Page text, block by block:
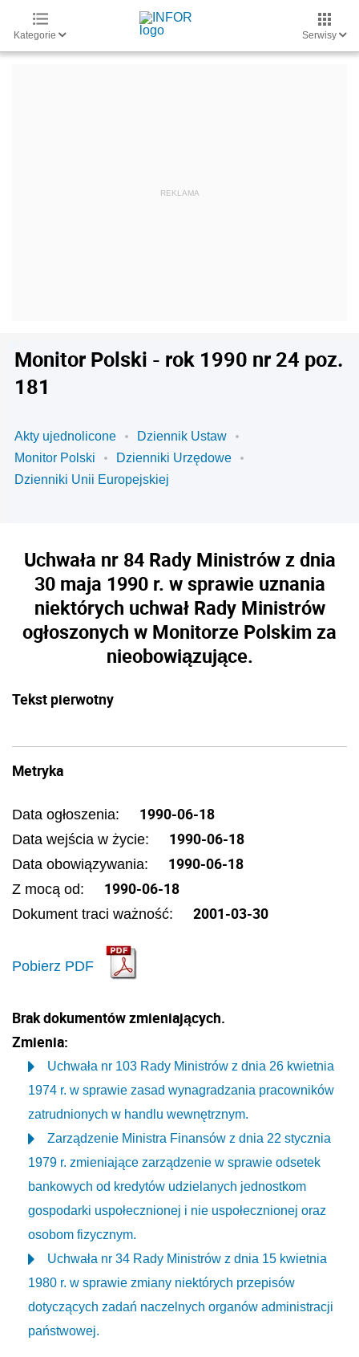
Kategorie Serwisy
Monitor Polski - rok 1990 nr 24 poz.
181
Akty ujednolicone
Dziennik Ustaw
Monitor Polski
Dzienniki Urzędowe
Dzienniki Unii Europejskiej
Uchwała nr 84 Rady Ministrów z dnia
30 maja 1990 r. w sprawie uznania
niektórych uchwał Rady Ministrów
ogłoszonych w Monitorze Polskim za
nieobowiązujące.
Tekst pierwotny
Metryka
Data ogłoszenia: 1990-06-18
Data wejścia w życie: 1990-06-18
Data obowiązywania: 1990-06-18
Z mocą od: 1990-06-18
Dokument traci ważność: 2001-03-30
Pobierz PDF
Brak dokumentów zmieniających.
Zmienia:
Uchwała nr 103 Rady Ministrów z dnia 26 kwietnia
1974 r. w sprawie zasad wynagradzania pracowników
zatrudnionych w handlu wewnętrznym.
Zarządzenie Ministra Finansów z dnia 22 stycznia
1979 r. zmieniające zarządzenie w sprawie odsetek
bankowych od kredytów udzielanych jednostkom
gospodarki uspołecznionej i nie uspołecznionej oraz
osobom fizycznym.
Uchwała nr 34 Rady Ministrów z dnia 15 kwietnia
1980 r. w sprawie zmiany niektórych przepisów
dotyczących zadań naczelnych organów administracji
państwowej.